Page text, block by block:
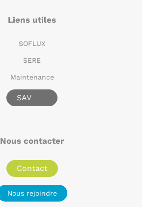
Liens utiles
SOFLUX
SERE
Maintenance
SAV
Nous contacter
Contact
Nous rejoindre